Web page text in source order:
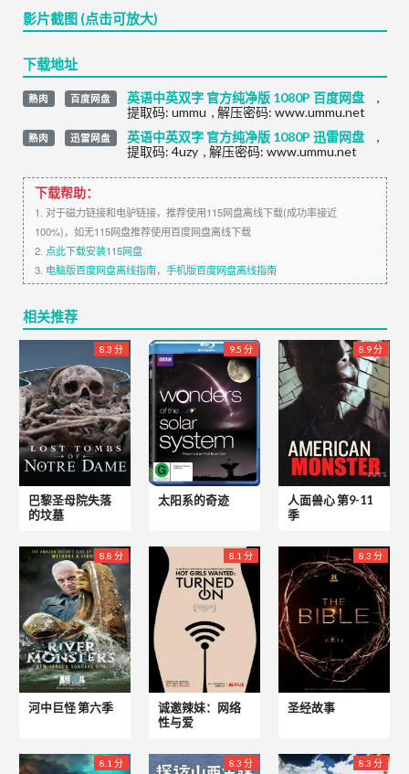
影片截图 (点击可放大)
下载地址
熟肉 百度网盘 英语中英双字 官方纯净版 1080P 百度网盘
,
提取码: ummu , 解压密码: www.ummu.net
熟肉 迅雷网盘 英语中英双字 官方纯净版 1080P 迅雷网盘
,
提取码: 4uzy, 解压密码: www.ummu.net
下载帮助：
1. 对于磁力链接和电驴链接，推荐使用115网盘离线下载(成功率接近
100%)，如无115网盘推荐使用百度网盘离线下载
2. 点此下载安装115网盘
3. 电脑版百度网盘离线指南， 手机版百度网盘离线指南
相关推荐
8.3 分
巴黎圣母院失落
的坟墓
9.5 分
太阳系的奇迹
8.9 分
人面兽心 第9-11
季
8.8 分
河中巨怪 第六季
8.1 分
诚邀辣妹：网络
性与爱
8.3 分
圣经故事
8.1 分 8.3 分 8.3 分